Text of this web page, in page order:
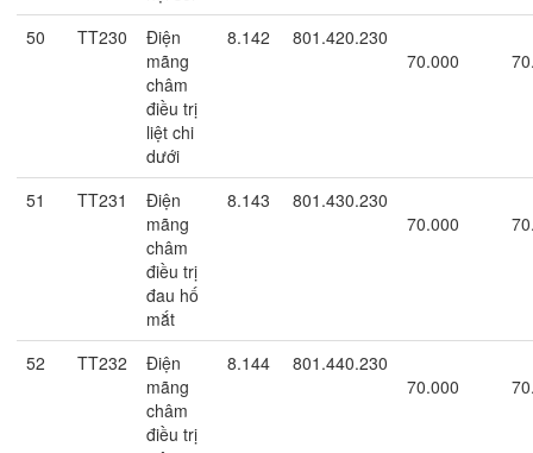
50 TT230
Điện
mãng
châm
điều trị
liệt chi
dưới
8.142
801.420.230
70.000
51 TT231
Điện
mãng
châm
điều trị
đau hố
mắt
8.143
801.430.230
70.000
52 TT232
Điện
mãng
châm
điều trị
8.144
801.440.230
70.000